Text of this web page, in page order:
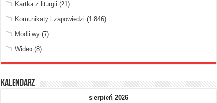
Kartka z liturgii (21)
Komunikaty i zapowiedzi (1 846)
Modlitwy (7)
Wideo (8)
Kalendarz
sierpień 2026